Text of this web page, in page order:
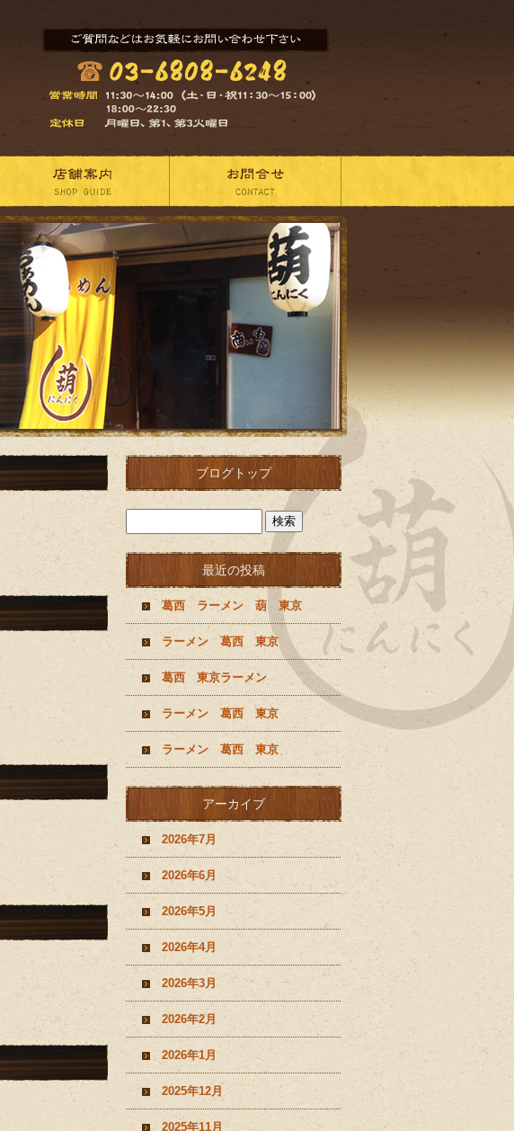
ブログトップ
最近の投稿
葛西 ラーメン 葫 東京
ラーメン 葛西 東京
葛西 東京ラーメン
ラーメン 葛西 東京
ラーメン 葛西 東京
アーカイブ
2026年7月
2026年6月
2026年5月
2026年4月
2026年3月
2026年2月
2026年1月
2025年12月
2025年11月